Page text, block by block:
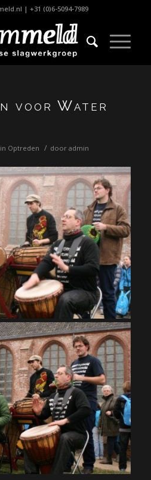
| +31 (0)6-5094-7989
voor Water
in Optreden / door admin